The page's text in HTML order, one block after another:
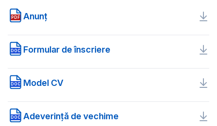
PDF Anunț
DOC Formular de înscriere
DOC Model CV
DOC Adeverință de vechime